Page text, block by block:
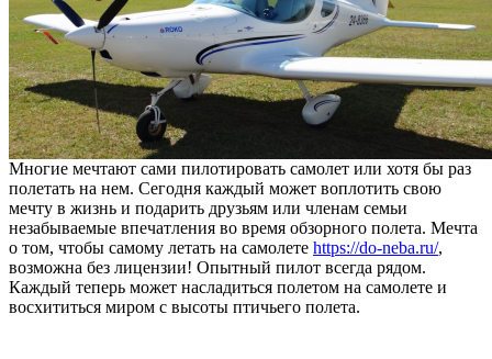
Многие мечтают сами пилотировать самолет или хотя бы раз
полетать на нем. Сегодня каждый может воплотить свою
мечту в жизнь и подарить друзьям или членам семьи
незабываемые впечатления во время обзорного полета. Мечта
о том, чтобы самому летать на самолете https://do-neba.ru/,
возможна без лицензии! Опытный пилот всегда рядом.
Каждый теперь может насладиться полетом на самолете и
восхититься миром с высоты птичьего полета.